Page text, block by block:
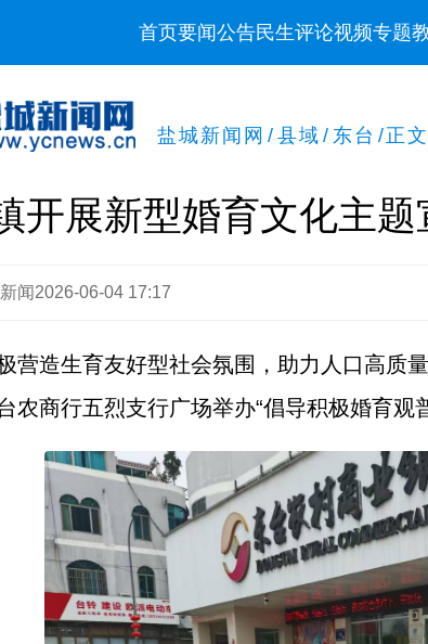
首页要闻公告民生评论视频专题
盐城新闻网 / 县域 / 东台 /正文
开展新型婚育文化主题
闻 2026-06-04 17:17
营造生育友好型社会氛围，助力人口高质
农商行五烈支行广场举办“倡导积极婚育观